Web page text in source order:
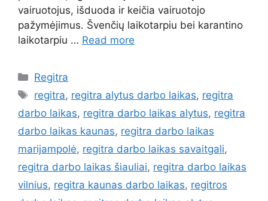
vairuotojus, išduoda ir keičia vairuotojo
pažymėjimus. Švenčių laikotarpiu bei karantino
laikotarpiu … Read more
Regitra
regitra, regitra alytus darbo laikas, regitra
darbo laikas, regitra darbo laikas alytus, regitra
darbo laikas kaunas, regitra darbo laikas
marijampolė, regitra darbo laikas savaitgali,
regitra darbo laikas šiauliai, regitra darbo laikas
vilnius, regitra kaunas darbo laikas, regitros